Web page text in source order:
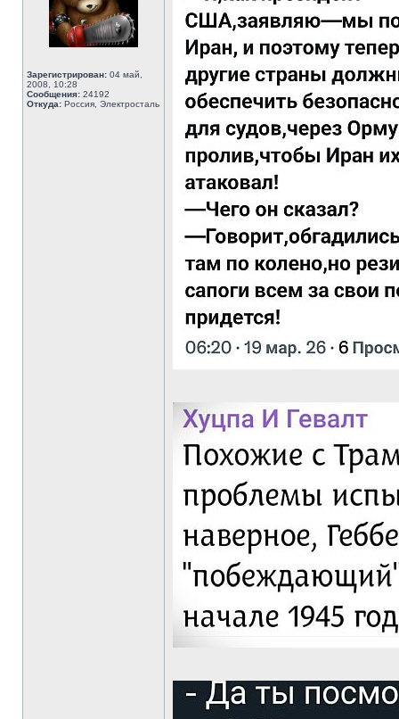
Зарегистрирован: 04 май,
2008, 10:28
Сообщения: 24192
Откуда: Россия, Электросталь